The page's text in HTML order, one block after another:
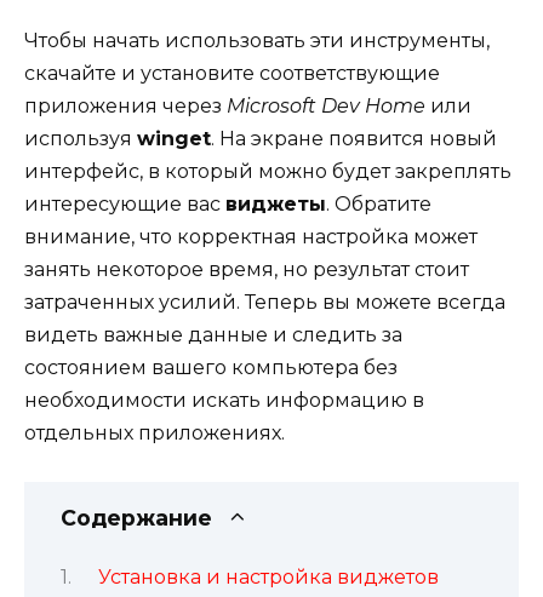
Чтобы начать использовать эти инструменты,
скачайте и установите соответствующие
приложения через Microsoft Dev Home или
используя winget. На экране появится новый
интерфейс, в который можно будет закреплять
интересующие вас виджеты. Обратите
внимание, что корректная настройка может
занять некоторое время, но результат стоит
затраченных усилий. Теперь вы можете всегда
видеть важные данные и следить за
состоянием вашего компьютера без
необходимости искать информацию в
отдельных приложениях.
Содержание
Установка и настройка виджетов